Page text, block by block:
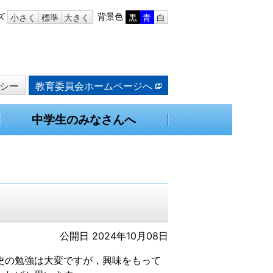
小さく 標準 大きく 背景色 黒 青 白
ー 教育委員会ホームページへ
中学生のみなさんへ
公開日 2024年10月08日
勉強は大変ですが，興味をもって